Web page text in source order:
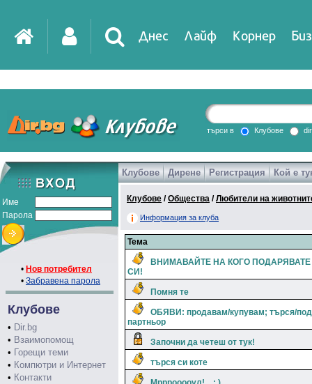
Днес Лайф Корнер
DirTV Impressio
Games
търси в Клубове
Име
Парола
• Нов потребител
• Забравена парола
Клубове
• Dir.bg
• Взаимопомощ
• Горещи теми
• Компютри и Интернет
• Контакти
Клубове Дирене Регистрация Кой е
Клубове /Общества /Любители на
Информация за клуба
Тема
ВНИМАВАЙТЕ НА КОГО
СИ!
Помня те
ОБЯВИ: продавам/купувам; търся/
партньор
Започни да четеш от тук!
търся си коте